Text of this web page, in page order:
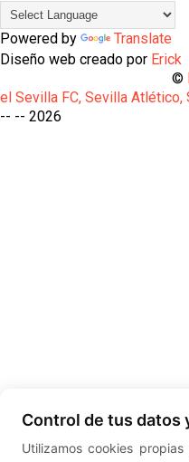
Powered by
Translate
Diseño web creado por Erick
©
el Sevilla FC, Sevilla Atlético,
-- --
Control de tus datos
Utilizamos cookies
2026